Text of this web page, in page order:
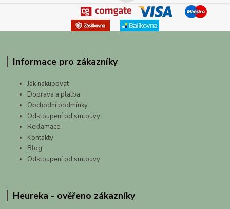
Informace pro zákazníky
Jak nakupovat
Doprava a platba
Obchodní podmínky
Odstoupení od smlouvy
Reklamace
Kontakty
Blog
Odstoupení od smlouvy
Heureka - ověřeno zákazníky